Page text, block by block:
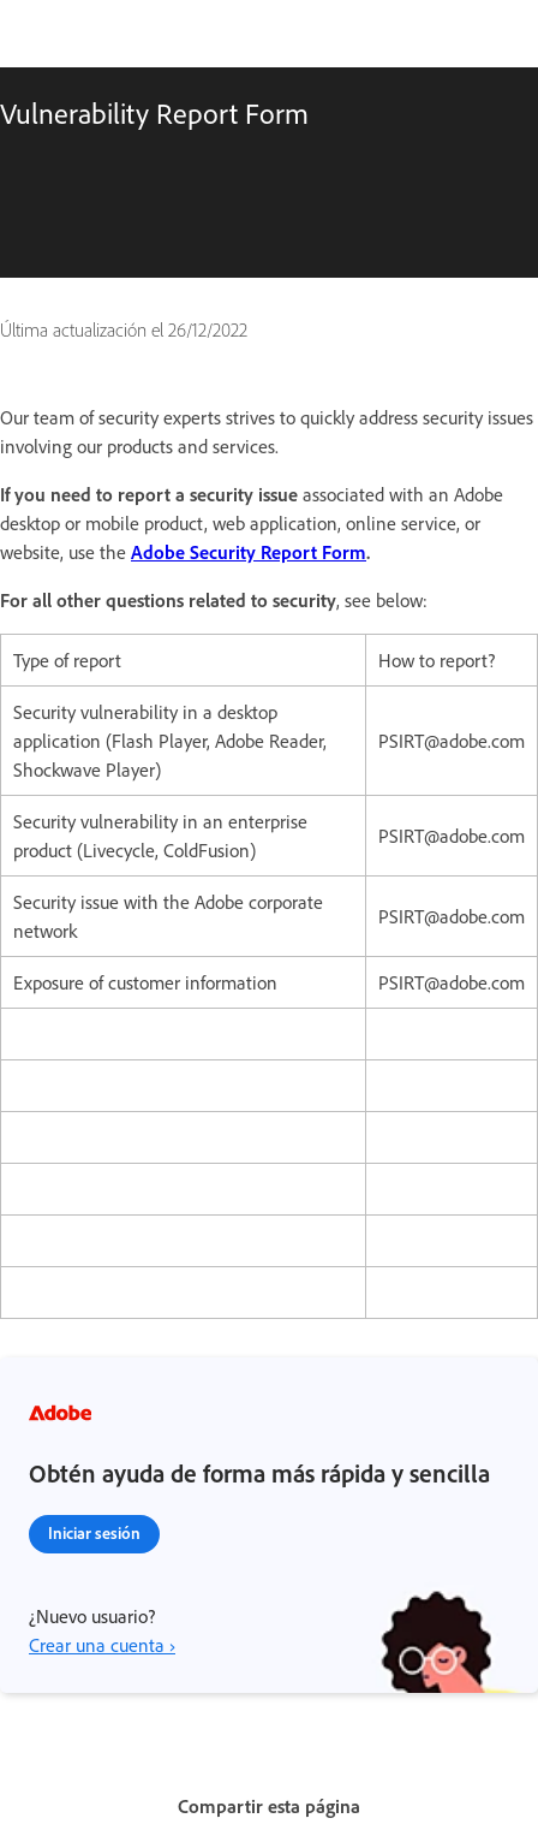
Vulnerability Report Form
Última actualización el 26/12/2022
Our team of security experts strives to quickly address security issues
involving our products and services.
If you need to report a security issue associated with an Adobe
desktop or mobile product, web application, online service, or
website, use the Adobe Security Report Form.
For all other questions related to security, see below:
Type of report How to report?
Security vulnerability in a desktop
application (Flash Player, Adobe Reader,
Shockwave Player)
PSIRT@adobe.com
Security vulnerability in an enterprise
product (Livecycle, ColdFusion)
PSIRT@adobe.com
Security issue with the Adobe corporate
network
PSIRT@adobe.com
Exposure of customer information PSIRT@adobe.com
Obtén ayuda de forma más rápida y sencilla
Iniciar sesión
¿Nuevo usuario?
Crear una cuenta ›
Compartir esta página